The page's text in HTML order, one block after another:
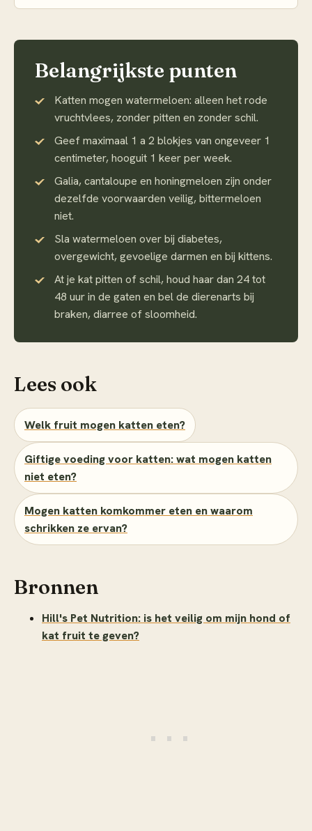
Belangrijkste punten
Katten mogen watermeloen: alleen het rode
vruchtvlees, zonder pitten en zonder schil.
Geef maximaal 1 a 2 blokjes van ongeveer 1
centimeter, hooguit 1 keer per week.
Galia, cantaloupe en honingmeloen zijn onder
dezelfde voorwaarden veilig, bittermeloen
niet.
Sla watermeloen over bij diabetes,
overgewicht, gevoelige darmen en bij kittens.
At je kat pitten of schil, houd haar dan 24 tot
48 uur in de gaten en bel de dierenarts bij
braken, diarree of sloomheid.
Lees ook
Welk fruit mogen katten eten?
Giftige voeding voor katten: wat mogen katten
niet eten?
Mogen katten komkommer eten en waarom
schrikken ze ervan?
Bronnen
Hill's Pet Nutrition: is het veilig om mijn hond of
kat fruit te geven?